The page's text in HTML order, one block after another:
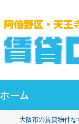
ホーム
大阪市の賃貸物件